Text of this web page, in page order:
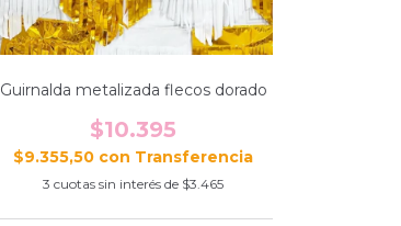
Guirnalda metalizada flecos dorado
$10.395
$9.355,50 con
3 cuotas sin interés de $3.465